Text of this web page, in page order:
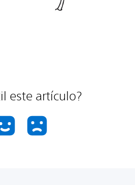
este artículo?